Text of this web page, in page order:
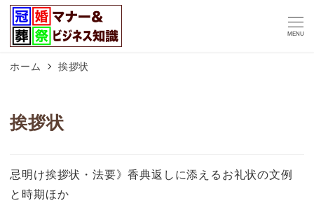
MENU
ホーム 挨拶状
挨拶状
忌明け挨拶状・法要》香典返しに添えるお礼状の文例
と時期ほか